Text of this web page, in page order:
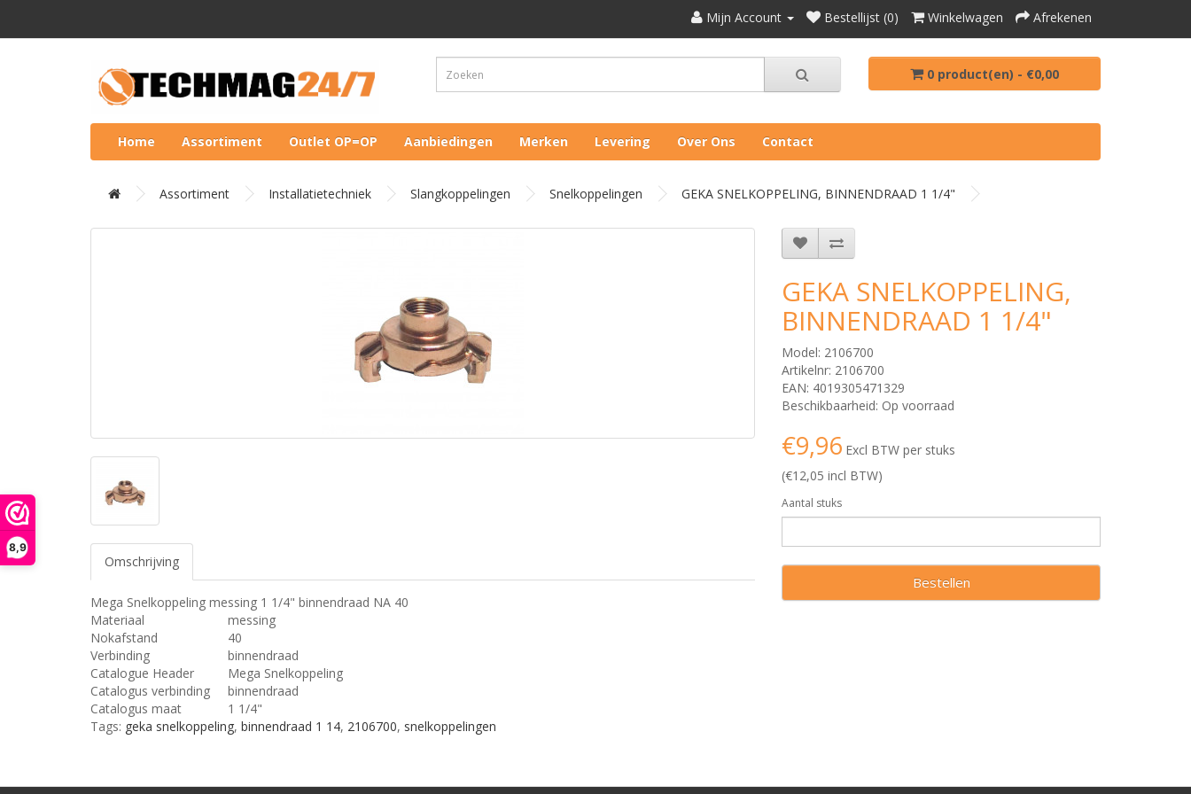
8,9
Mijn Account Bestellijst (0) Winkelwagen Afrekenen
0 product(en) - €0,00
Home Assortiment Outlet OP=OP Aanbiedingen Merken Levering Over Ons Contact
Assortiment Installatietechniek Slangkoppelingen Snelkoppelingen GEKA SNELKOPPELING, BINNENDRAAD 1 1/4"
Omschrijving
Mega Snelkoppeling messing 1 1/4" binnendraad NA 40
Materiaal
messing
Nokafstand
40
Verbinding
binnendraad
Catalogue Header
Mega Snelkoppeling
Catalogus verbinding
binnendraad
Catalogus maat
1 1/4"
GEKA SNELKOPPELING,
BINNENDRAAD 1 1/4"
Model: 2106700
Artikelnr: 2106700
EAN: 4019305471329
Beschikbaarheid: Op voorraad
€9,96 Excl BTW per stuks
(€12,05 incl BTW)
Aantal stuks
Bestellen
Tags: geka snelkoppeling, binnendraad 1 14, 2106700, snelkoppelingen